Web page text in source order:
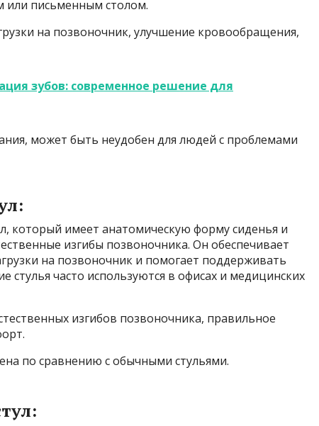
или письменным столом.
на позвоночник, улучшение кровообращения,
зубов: современное решение для
может быть неудобен для людей с проблемами
который имеет анатомическую форму сиденья и
изгибы позвоночника. Он обеспечивает
на позвоночник и помогает поддерживать
стулья часто используются в офисах и медицинских
изгибов позвоночника, правильное
по сравнению с обычными стульями.